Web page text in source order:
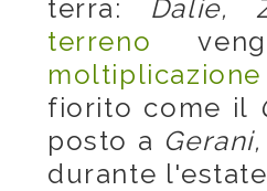
terra: Dalie,
terreno
moltiplicazione
fiorito come il
posto a
durante